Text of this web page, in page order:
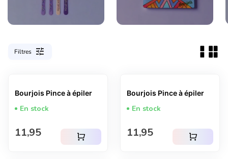
Filtres tune
Bourjois Pince à épiler
En stock
Prix normal
11,95 shopping_cart
Bourjois Pince à épiler
En stock
Prix normal
11,95 shopping_cart